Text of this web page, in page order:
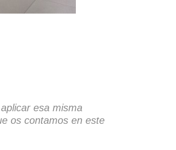
esa misma
os contamos en este